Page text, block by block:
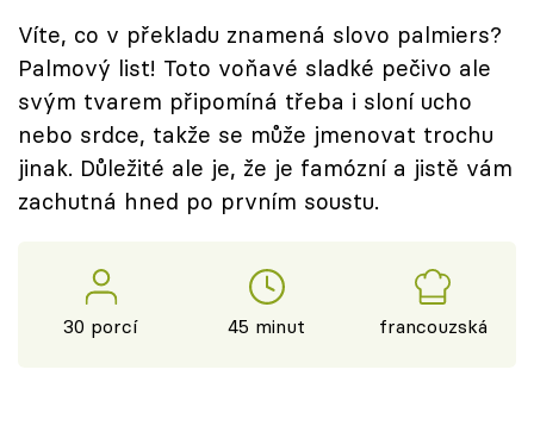
Přihlášení
Sledujte nás
Víte, co v překladu znamená slovo palmiers?
Palmový list! Toto voňavé sladké pečivo ale
svým tvarem připomíná třeba i sloní ucho
nebo srdce, takže se může jmenovat trochu
jinak. Důležité ale je, že je famózní a jistě vám
zachutná hned po prvním soustu.
30 porcí 45 minut francouzská